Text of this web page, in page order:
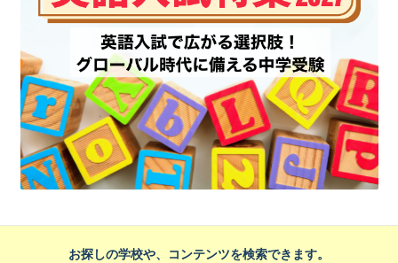
お探しの学校や、コンテンツを検索できます。